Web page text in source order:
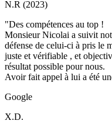
N.R (2023)
"Des compétences au top !
Monsieur Nicolai a suivit
défense de celui-ci à pris le
juste et vérifiable , et
résultat possible pour nous.
Avoir fait appel à lui a été
Google
X.D.